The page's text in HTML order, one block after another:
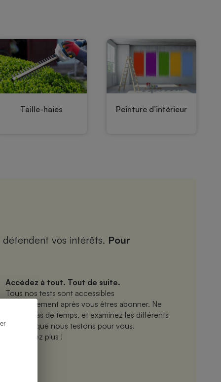
Taille-haies Peinture d’intérieur
défendent vos intérêts. Pour
Accédez à tout. Tout de suite.
Tous nos tests sont accessibles
immédiatement après vous êtres abonner. Ne
perdez pas de temps, et examinez les différents
produits que nous testons pour vous.
N’attendez plus !